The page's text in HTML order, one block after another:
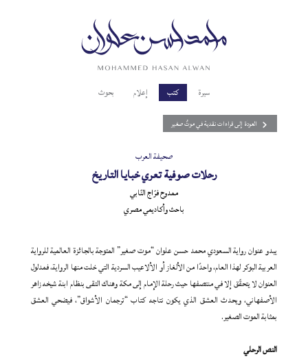
بحوث إعلام كتب سيرة
العودة إلى قراءات نقدية في موتٌ صغير
صحيفة العرب
رحلات صوفية تعري خبايا التاريخ
ممدوح فرّاج النّابي
باحث وأكاديمي مصري
يبدو عنوان رواية السعودي محمد حسن علوان “موت صغير” المتوجة بالجائزة العالمية للرواية
العربية البوكر لهذا العام، واحدًا من الألغاز أو الألاعيب السردية التي خلت منها الرواية، فمدلول
العنوان لا يتحقّق إلا في منتصفها حيث رحلة الإمام إلى مكة وهناك التقى بنظام ابنة شيخه زاهر
الأصفهاني، ويحدث العشق الذي يكون نتاجه كتاب “ترجمان الأشواق”، فيضحي العشق
بمثابة الموت الصغير.
النص الرحلي